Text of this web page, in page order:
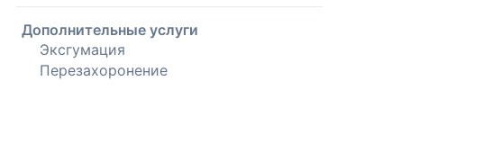
Дополнительные услуги
Эксгумация
Перезахоронение